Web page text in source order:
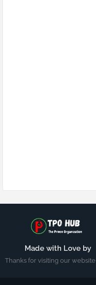
Made with Love by
Thanks for visiting our website